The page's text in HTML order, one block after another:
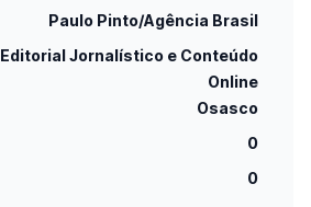
Paulo Pinto/Agência Brasil
Editorial Jornalístico e Conteúdo
Online
Osasco
0
0